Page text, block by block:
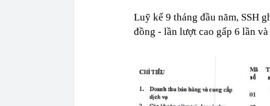
20:52
Cô gái vô
20:46
Nhà nước
Luỹ kế 9 tháng đầu năm, SSH
đồng - lần lượt cao gấp 6 lần